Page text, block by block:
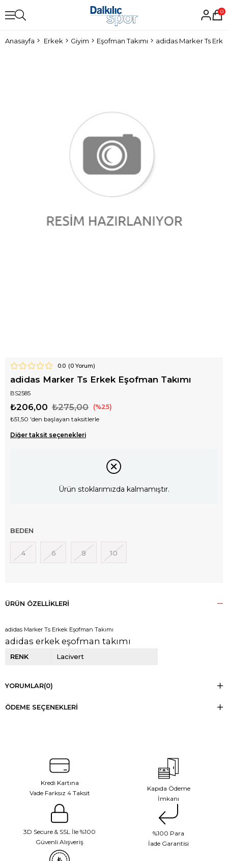
0
Anasayfa Erkek Giyim Eşofman Takımı adidas Marker Ts
0.0 (0Yorum)
adidas Marker Ts Erkek Eşofman Takımı
BS2585
₺275,00
₺206,00 25
₺51,50 'den başlayan taksitlerle
Diğer taksit seçenekleri
Ürün stoklarımızda kalmamıştır.
BEDEN
4 6 8 10
ÜRÜN ÖZELLIKLERI
adidas Marker Ts Erkek Eşofman Takımı
adidas erkek eşofman takımı
RENK Lacivert
YORUMLAR(0)
ÖDEME SEÇENEKLERI
Kredi Kartına
Vade Farksız 4 Taksit
Kapıda Ödeme
İmkanı
3D Secure & SSL İle %100
Güvenli Alışveriş
%100 Para
İade Garantisi